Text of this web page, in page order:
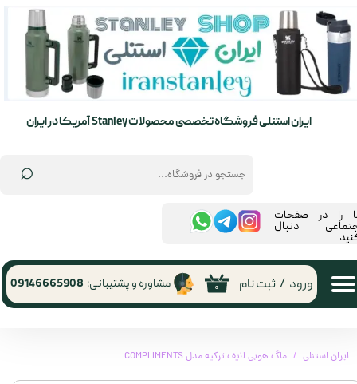
⌕
ایران استنلی فروشگاه تخصصی محصولات Stanley آمریکا در ایران
۰ ورود / ثبت نام
حساب کاربری من
تغییر گذر واژه
مشاوره و پشتیبانی: 09146665908
را در صفحات
دنبال
ایران استنلی ماگ هوبی لایف ترکیه مدل COMPLIMENTS